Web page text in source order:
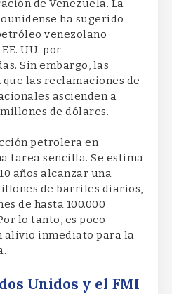
de Venezuela. La
ha sugerido
venezolano
UU. por
Sin embargo, las
las reclamaciones de
ascienden a
de dólares.
petrolera en
tarea sencilla. Se estima
años alcanzar una
de barriles diarios,
de hasta 100.000
lo tanto, es poco
alivio inmediato para la
Unidos y el FMI